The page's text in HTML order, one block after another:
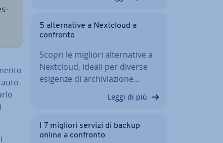
au­to­
5 al­ter­na­ti­ve a Nextcloud a
confronto
Scopri le migliori al­ter­na­ti­ve a
Nextcloud, ideali per diverse
esigenze di ar­chi­via­zio­ne…
Leggi di più
I 7 migliori servizi di backup
online a confronto